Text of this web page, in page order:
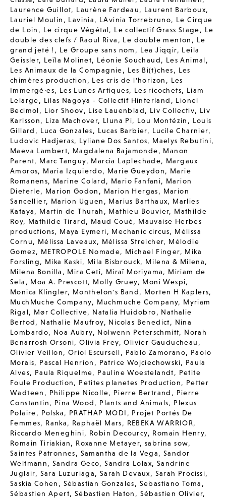
Laurence Guillot, Laurène Fardeau, Laurent Barboux,
Lauriel Moulin , Lavinia, LAvinia Torrebruno, Le Cirque
de Loin , Le cirque Végétal, Le collectif Grass Stage, Le
double des clefs / Raoul Riva , Le double menton , Le
grand jeté ! , Le Groupe sans nom , Lea Jiqqir, Leila
Geissler, Leïla Molinet, Léonie Souchaud, Les Animal,
Les Animaux de la Compagnie, Les Bi(t)ches, Les
chimères production , Les cris de l'horizon , Les
Immergé·es, Les Lunes Artiques, Les ricochets, Liam
Lelarge, Lilas Nagoya - Collectif Hinterland , Lionel
Becimol, Lior Shoov, Lise Lauenblad, Liv Collectiv, Liv
Karlsson, Liza Machover, Lluna Pi, Lou Montézin , Louis
Gillard , Luca Gonzales, Lucas Barbier, Lucile Charnier,
Ludovic Hadjeras, Lyliane Dos Santos, Maelys Rebutini,
Maeva Lambert, Magdalena Bajamonde, Manon
Parent, Marc Tanguy, Marcia Laplechade, Margaux
Amoros, Maria Izquierdo, Marie Gueydon, Marie
Romanens, Marine Colard, Mario Fanfani, Marion
Dieterle, Marion Godon , Marion Hergas, Marion
Sancellier, Marion Uguen , Marius Barthaux, Marlies
Kataya, Martin de Thurah , Mathieu Bouvier, Mathilde
Roy, Mathilde Tirard, Maud Coué, Mauvaise Herbes
productions, Maya Eymeri, Mechanic circus, Mélissa
Cornu, Mélissa Laveaux, Mélissa Streicher, Mélodie
Gomez, METROPOLE Nomade, Michael Finger, Mika
Forsling, Mika Kaski, Mila Bisbrouck, Milena & Milena,
Milena Bonilla , Mira Ceti, Miraï Moriyama, Miriam de
Sela , Moa A. Prescott, Molly Gruey, Moni Wespi,
Monica Klingler, Monthelon's Band, Morten H Kaplers,
MuchMuche Company, Muchmuche Company, Myriam
Rigal, Mør Collective,Natalia Huidobro,Nathalie
Bertod,Nathalie Maufroy,Nicolas Benedict, Nina
Lombardo,Noa Aubry,Nolwenn Peterschmitt,Norah
Benarrosh Orsoni,Olivia Frey,Olivier Gauducheau ,
Olivier Veillon, Oriol Escursell, Pablo Zamorano, Paolo
Morais, Pascal Henrion , Patrice Wojciechowski, Paula
Alves, Paula Riquelme, Pauline Woestelandt, Petite
Foule Production, Petites planetes Production, Petter
Wadteen , Philippe Nicolle, Pierre Bertrand , Pierre
Constantin, Pina Wood, Plants and Animals, Plexus
Polaire, Polska, PRATHAP MODI , Projet Portés De
Femmes, Ranka, Raphaël Mars, REBEKA WARRIOR,
Riccardo Meneghini, Robin Decourcy, Romain Henry,
Romain Tiriakian, Roxanne Metayer,sabrina sow,
Saintes Patronnes, Samantha de la Vega,Sandor
Weltmann,Sandra Geco,Sandra Lolax, Sandrine
Juglair, Sara Luzuriaga,Sarah Devaux, Sarah Procissi,
Saskia Cohen , Sébastian Gonzales, Sebastiano Toma ,
Sébastien Apert, Sébastien Haton , Sébastien Olivier,